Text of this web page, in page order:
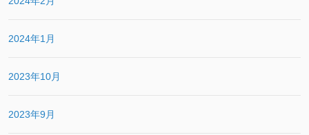
2024年1月
2023年10月
2023年9月